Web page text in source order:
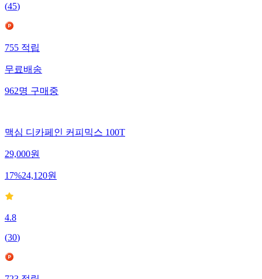
(45)
755적립
무료배송
962명구매중
맥심 디카페인 커피믹스 100T
29,000원
17%24,120원
4.8
(30)